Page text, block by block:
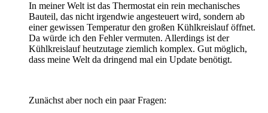
In meiner Welt ist das Thermostat ein rein mechanisches
Bauteil, das nicht irgendwie angesteuert wird, sondern ab
einer gewissen Temperatur den großen Kühlkreislauf öffnet.
Da würde ich den Fehler vermuten. Allerdings ist der
Kühlkreislauf heutzutage ziemlich komplex. Gut möglich,
dass meine Welt da dringend mal ein Update benötigt.
Zunächst aber noch ein paar Fragen: